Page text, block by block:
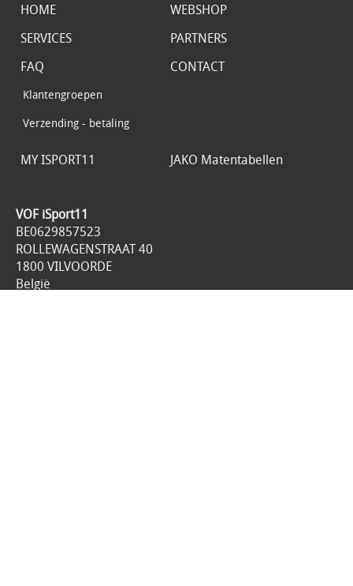
HOME
WEBSHOP
SERVICES
PARTNERS
FAQ
Klantengroepen
Verzending - betaling
CONTACT
MY ISPORT11 JAKO Matentabellen
VOF iSport11
BE0629857523
ROLLEWAGENSTRAAT 40
1800 VILVOORDE
België